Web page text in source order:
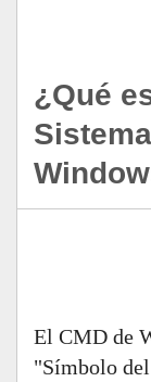
¿Qué
El CMD de
"Símbolo